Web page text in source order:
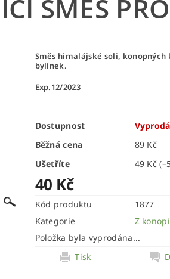
SMĚS
Směs himalájské soli, konopných
bylinek.
Exp.12/2023
Dostupnost
Běžná cena
89 Kč
Ušetříte
49 Kč
40 Kč
Kód produktu
1877
Kategorie
Z konopí
Položka byla vyprodána...
Tisk